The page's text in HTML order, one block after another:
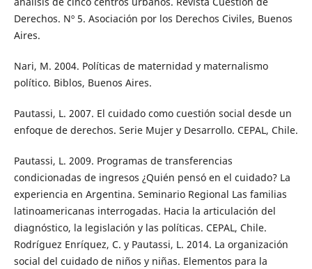
Derechos. Nº 5. Asociación por los Derechos Civiles, Buenos
Aires.
Nari, M. 2004. Políticas de maternidad y maternalismo
político. Biblos, Buenos Aires.
Pautassi, L. 2007. El cuidado como cuestión social desde un
enfoque de derechos. Serie Mujer y Desarrollo. CEPAL, Chile.
Pautassi, L. 2009. Programas de transferencias
condicionadas de ingresos ¿Quién pensó en el cuidado? La
experiencia en Argentina. Seminario Regional Las familias
latinoamericanas interrogadas. Hacia la articulación del
diagnóstico, la legislación y las políticas. CEPAL, Chile.
Rodríguez Enríquez, C. y Pautassi, L. 2014. La organización
social del cuidado de niños y niñas. Elementos para la